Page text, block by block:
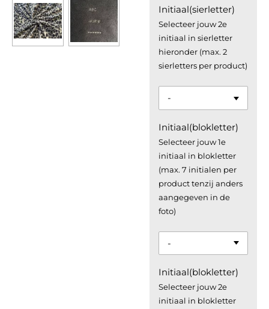
Initiaal(sierletter)
Selecteer jouw 2e
initiaal in sierletter
hieronder (max. 2
sierletters per product)
Initiaal(blokletter)
Selecteer jouw 1e
initiaal in blokletter
(max. 7 initialen per
product tenzij anders
aangegeven in de
foto)
Initiaal(blokletter)
Selecteer jouw 2e
initiaal in blokletter